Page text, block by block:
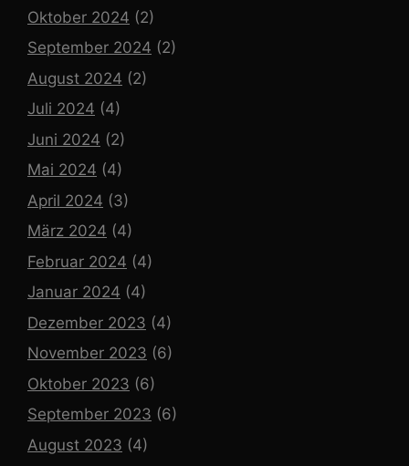
Oktober 2024 (2)
September 2024 (2)
August 2024 (2)
Juli 2024 (4)
Juni 2024 (2)
Mai 2024 (4)
April 2024 (3)
März 2024 (4)
Februar 2024 (4)
Januar 2024 (4)
Dezember 2023 (4)
November 2023 (6)
Oktober 2023 (6)
September 2023 (6)
August 2023 (4)